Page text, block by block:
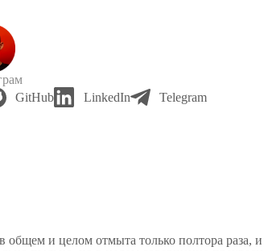
GitHub LinkedIn Telegram
и целом отмыта только полтора раза, и